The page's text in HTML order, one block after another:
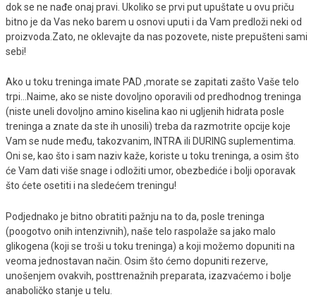
dok se ne nađe onaj pravi. Ukoliko se prvi put upuštate u ovu priču
bitno je da Vas neko barem u osnovi uputi i da Vam predloži neki od
proizvoda.Zato, ne oklevajte da nas pozovete, niste prepušteni sami
sebi!
Ako u toku treninga imate PAD ,morate se zapitati zašto Vaše telo
trpi...Naime, ako se niste dovoljno oporavili od predhodnog treninga
(niste uneli dovoljno amino kiselina kao ni ugljenih hidrata posle
treninga a znate da ste ih unosili) treba da razmotrite opcije koje
Vam se nude među, takozvanim, INTRA ili DURING suplementima.
Oni se, kao što i sam naziv kaže, koriste u toku treninga, a osim što
će Vam dati više snage i odložiti umor, obezbediće i bolji oporavak
što ćete osetiti i na sledećem treningu!
Podjednako je bitno obratiti pažnju na to da, posle treninga
(poogotvo onih intenzivnih), naše telo raspolaže sa jako malo
glikogena (koji se troši u toku treninga) a koji možemo dopuniti na
veoma jednostavan način. Osim što ćemo dopuniti rezerve,
unošenjem ovakvih, posttrenažnih preparata, izazvaćemo i bolje
anaboličko stanje u telu.